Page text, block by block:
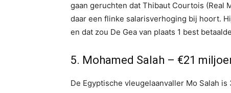
gaan geruchten dat Thibaut Courtois (Real
daar een flinke salarisverhoging bij hoort.
en dat zou De Gea van plaats 1 best
5. Mohamed Salah – €21
De Egyptische vleugelaanvaller Mo Salah